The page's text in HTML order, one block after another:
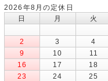
2026年8月の定休日
日
月 火
2
3 4
9
10 11
16
17 18
23
24 25